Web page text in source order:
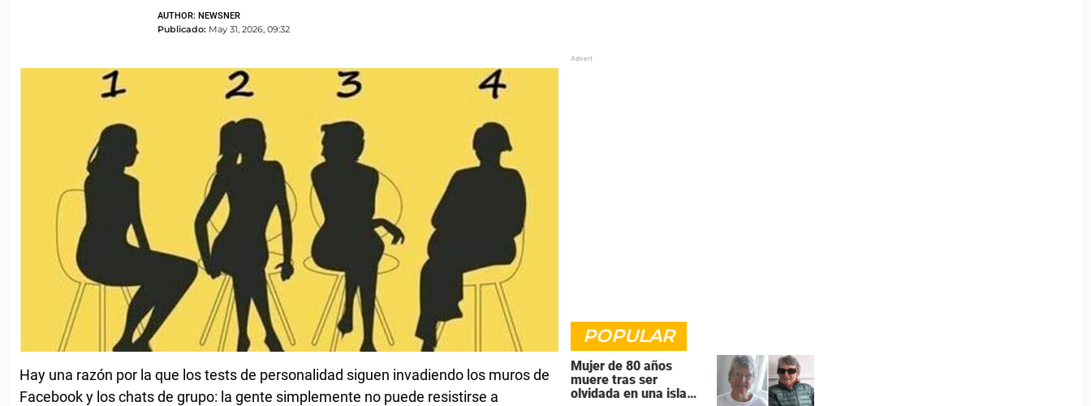
AUTHOR: NEWSNER
Publicado: May 31, 2026, 09:32
Hay una razón por la que los tests de personalidad siguen invadiendo los muros de
Facebook y los chats de grupo: la gente simplemente no puede resistirse a
POPULAR
Mujer de 80 años
muere tras ser
olvidada en una isla